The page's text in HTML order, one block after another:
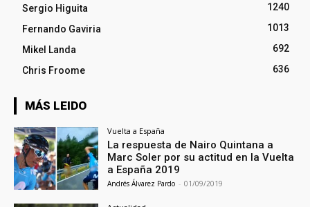
Sergio Higuita
1240
Fernando Gaviria
1013
Mikel Landa
692
Chris Froome
636
MÁS LEIDO
Vuelta a España
La respuesta de Nairo Quintana a
Marc Soler por su actitud en la Vuelta
a España 2019
Andrés Álvarez Pardo - 01/09/2019